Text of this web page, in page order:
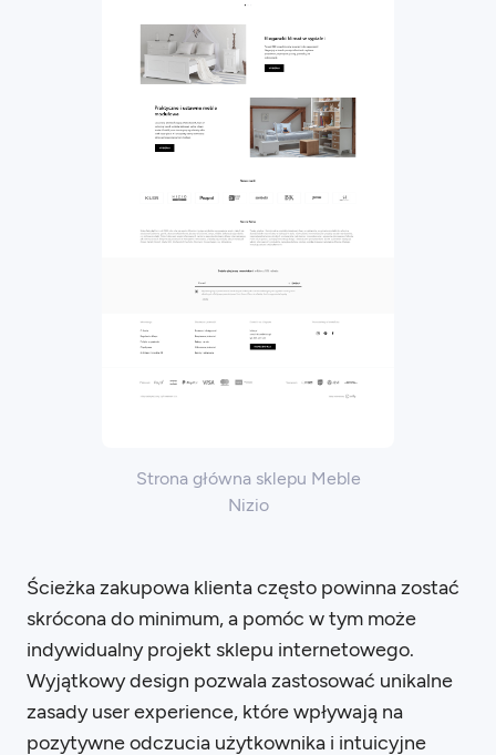
Strona główna sklepu Meble
Nizio
Ścieżka zakupowa klienta często powinna zostać
skrócona do minimum, a pomóc w tym może
indywidualny projekt sklepu internetowego.
Wyjątkowy design pozwala zastosować unikalne
zasady user experience, które wpływają na
pozytywne odczucia użytkownika i intuicyjne